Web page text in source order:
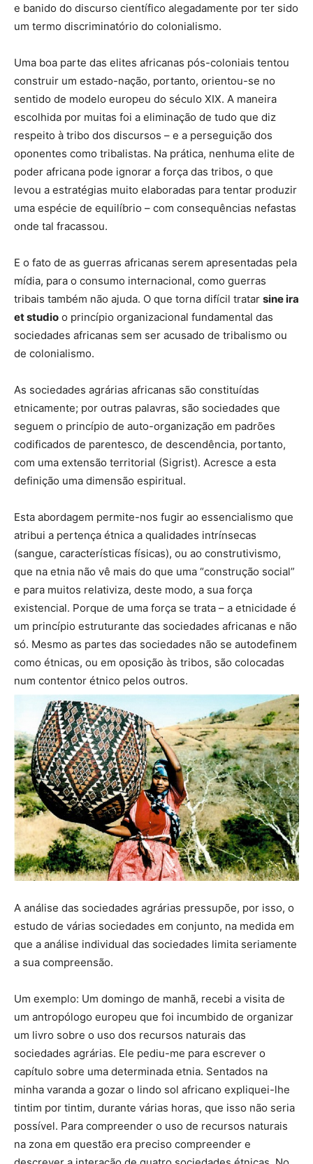
e banido do discurso científico alegadamente por ter sido
um termo discriminatório do colonialismo.
Uma boa parte das elites africanas pós-coloniais tentou
construir um estado-nação, portanto, orientou-se no
sentido de modelo europeu do século XIX. A maneira
escolhida por muitas foi a eliminação de tudo que diz
respeito à tribo dos discursos – e a perseguição dos
oponentes como tribalistas. Na prática, nenhuma elite de
poder africana pode ignorar a força das tribos, o que
levou a estratégias muito elaboradas para tentar produzir
uma espécie de equilíbrio – com consequências nefastas
onde tal fracassou.
E o fato de as guerras africanas serem apresentadas pela
mídia, para o consumo internacional, como guerras
tribais também não ajuda. O que torna difícil tratar sine ira
et studio o princípio organizacional fundamental das
sociedades africanas sem ser acusado de tribalismo ou
de colonialismo.
As sociedades agrárias africanas são constituídas
etnicamente; por outras palavras, são sociedades que
seguem o princípio de auto-organização em padrões
codificados de parentesco, de descendência, portanto,
com uma extensão territorial (Sigrist). Acresce a esta
definição uma dimensão espiritual.
Esta abordagem permite-nos fugir ao essencialismo que
atribui a pertença étnica a qualidades intrínsecas
(sangue, características físicas), ou ao construtivismo,
que na etnia não vê mais do que uma “construção social”
e para muitos relativiza, deste modo, a sua força
existencial. Porque de uma força se trata – a etnicidade é
um princípio estruturante das sociedades africanas e não
só. Mesmo as partes das sociedades não se autodefinem
como étnicas, ou em oposição às tribos, são colocadas
num contentor étnico pelos outros.
A análise das sociedades agrárias pressupõe, por isso, o
estudo de várias sociedades em conjunto, na medida em
que a análise individual das sociedades limita seriamente
a sua compreensão.
Um exemplo: Um domingo de manhã, recebi a visita de
um antropólogo europeu que foi incumbido de organizar
um livro sobre o uso dos recursos naturais das
sociedades agrárias. Ele pediu-me para escrever o
capítulo sobre uma determinada etnia. Sentados na
minha varanda a gozar o lindo sol africano expliquei-lhe
tintim por tintim, durante várias horas, que isso não seria
possível. Para compreender o uso de recursos naturais
na zona em questão era preciso compreender e